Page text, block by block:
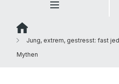
Jung, extrem, gestresst: fast
Mythen